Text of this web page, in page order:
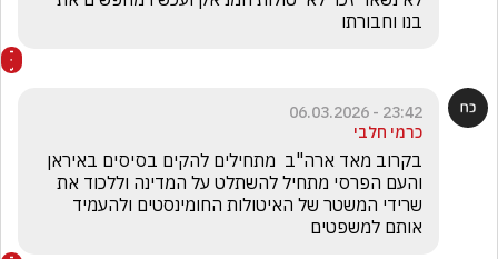
בנו וחבורתו
23:42 - 06.03.2026
כרמי חלבי
אותם למשפטים